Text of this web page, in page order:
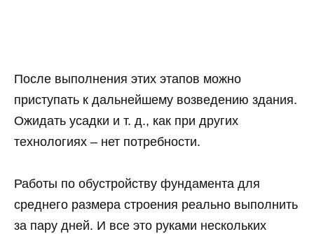
После выполнения этих этапов можно
приступать к дальнейшему возведению здания.
Ожидать усадки и т. д., как при других
технологиях – нет потребности.
Работы по обустройству фундамента для
среднего размера строения реально выполнить
за пару дней. И все это руками нескольких